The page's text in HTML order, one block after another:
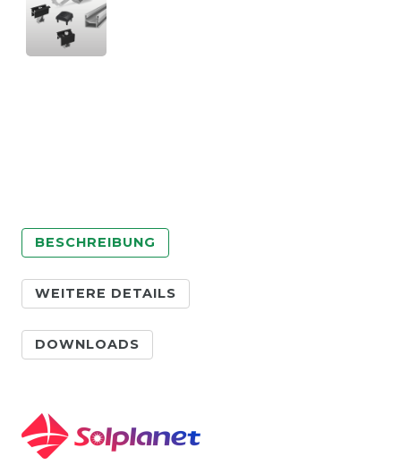
BESCHREIBUNG
WEITERE DETAILS
DOWNLOADS